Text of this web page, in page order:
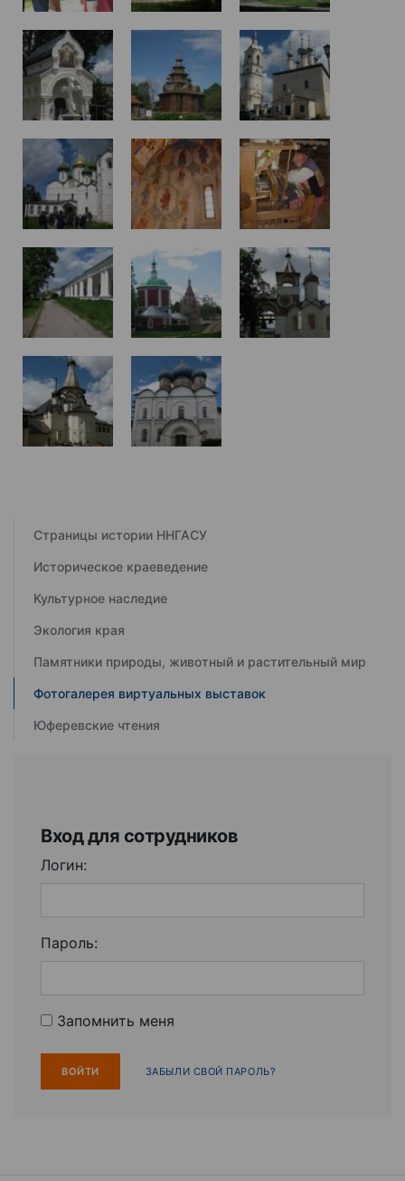
Страницы истории ННГАСУ
Историческое краеведение
Культурное наследие
Экология края
Памятники природы, животный и растительный мир
Фотогалерея виртуальных выставок
Юферевские чтения
Вход для сотрудников
Логин:
Пароль:
Запомнить меня
ЗАБЫЛИ СВОЙ ПАРОЛЬ?